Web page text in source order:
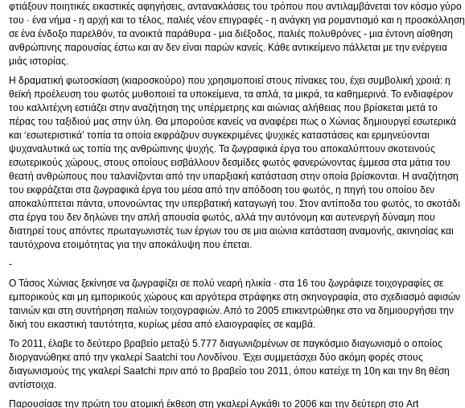
φτιάξουν ποιητικές εικαστικές αφηγήσεις, αντανακλάσεις του τρόπου που αντιλαμβάνεται τον κόσμο γύρο
του · ένα νήμα - η αρχή και το τέλος, παλιές νέον επιγραφές - η ανάγκη για ρομαντισμό και η προσκόλληση
σε ένα ένδοξο παρελθόν, τα ανοικτά παράθυρα - μια διέξοδος, παλιές πολυθρόνες - μια έντονη αίσθηση
ανθρώπινης παρουσίας έστω και αν δεν είναι παρών κανείς. Κάθε αντικείμενο πάλλεται με την ενέργεια
μιάς ιστορίας.
Η δραματική φωτοσκίαση (κιαροσκούρο) που χρησιμοποιεί στους πίνακες του, έχει συμβολική χροιά: η
θεϊκή προέλευση του φωτός μυθοποιεί τα υποκείμενα, τα απλά, τα μικρά, τα καθημερινά. Το ενδιαφέρον
του καλλιτέχνη εστιάζει στην αναζήτηση της υπέρμετρης και αιώνιας αλήθειας που βρίσκεται μετά το
πέρας του ταξιδιού μας στην ύλη. Θα μπορούσε κανείς να αναφέρει πως ο Χώνιας δημιουργεί εσωτερικά
και ‘εσωτεριστικά’ τοπία τα οποία εκφράζουν συγκεκριμένες ψυχικές καταστάσεις και ερμηνεύονται
ψυχαναλυτικά ως τοπία της ανθρώπινης ψυχής. Τα ζωγραφικά έργα του αποκαλύπτουν σκοτεινούς
εσωτερικούς χώρους, στους οποίους εισβάλλουν δεσμίδες φωτός φανερώνοντας έμμεσα στα μάτια του
θεατή ανθρώπους που ταλανίζονται από την υπαρξιακή κατάσταση στην οποία βρίσκονται. Η αναζήτηση
του εκφράζεται στα ζωγραφικά έργα του μέσα από την απόδοση του φωτός, η πηγή του οποίου δεν
αποκαλύπτεται πάντα, υπονοώντας την υπερβατική καταγωγή του. Στον αντίποδα του φωτός, το σκοτάδι
στα έργα του δεν δηλώνει την απλή απουσία φωτός, αλλά την αυτόνομη και αυτενεργή δύναμη που
διατηρεί τους απόντες πρωταγωνιστές των έργων του σε μια αιώνια κατάσταση αναμονής, ακινησίας και
ταυτόχρονα ετοιμότητας για την αποκάλυψη που έπεται.
-
Ο Τάσος Χώνιας ξεκίνησε να ζωγραφίζει σε πολύ νεαρή ηλικία · στα 16 του ζωγράφιzε τοιχογραφίες σε
εμπορικούς και μη εμπορικούς χώρους και αργότερα στράφηκε στη σκηνογραφία, στο σχεδιασμό αφισών
ταινιών και στη συντήρηση παλιών τοιχογραφιών. Από το 2005 επικεντρώθηκε στο να δημιουργήσει την
δική του εικαστική ταυτότητα, κυρίως μέσα από ελαιογραφίες σε καμβά.
Το 2011, έλαβε το δεύτερο βραβείο μεταξύ 5.777 διαγωνιζομένων σε παγκόσμιο διαγωνισμό ο οποίος
διοργανώθηκε από την γκαλερί Saatchi του Λονδίνου. Έχει συμμετάσχει δύο ακόμη φορές στους
διαγωνισμούς της γκαλερί Saatchi πριν από το βραβείο του 2011, όπου κατείχε τη 10η και την 8η θέση
αντίστοιχα.
Παρουσίασε την πρώτη του ατομική έκθεση στη γκαλερί Αγκάθι το 2006 και την δεύτερη στο Art